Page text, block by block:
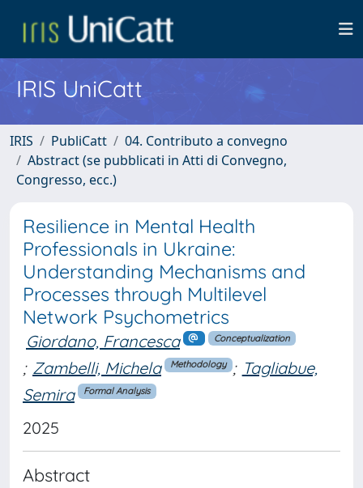
IRIS UniCatt
IRIS PubliCatt
04. Contributo a convegno
Abstract (se pubblicati in Atti di Convegno,
Congresso, ecc.)
Resilience in Mental Health
Professionals in Ukraine:
Understanding Mechanisms and
Processes through Multilevel
Network Psychometrics
Giordano, Francesca Conceptualization
; Zambelli, Michela Methodology ; Tagliabue,
Semira
Formal Analysis
2025
Abstract